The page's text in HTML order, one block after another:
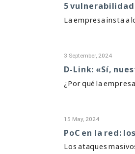
5
La empresa insta a
3 September, 2024
D-Link: «Sí,
¿Por qué la
15 May, 2024
PoC en la red:
Los ataques